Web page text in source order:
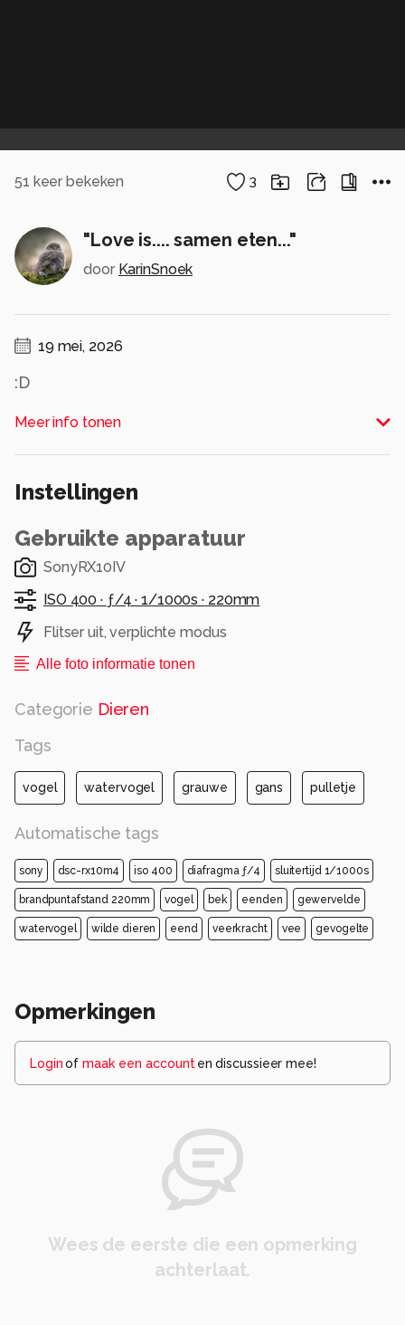
51 keer bekeken 3
"Love is.... samen eten..."
door KarinSnoek
19 mei, 2026
:D
Alle rechten voorbehouden
Meer info tonen
Instellingen
Gebruikte apparatuur
SonyRX10IV
ISO 400 · ƒ/4 ·1/1000s · 220mm
Flitser uit, verplichte modus
Alle foto informatie tonen
Categorie Dieren
Tags
vogel watervogel grauwe gans pulletje
Automatische tags
sony dsc-rx10m4 iso 400 diafragma ƒ/4 sluitertijd 1/1000s
brandpuntafstand 220mm vogel bek eenden gewervelde
watervogel wilde dieren eend veerkracht vee gevogelte
Opmerkingen
Loginof maak een account en discussieer mee!
Wees de eerste die een opmerking
achterlaat.